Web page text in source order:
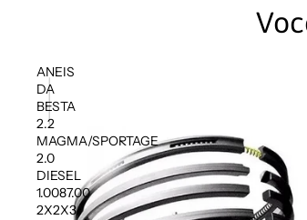
ANEIS
DA
BESTA
2.2
MAGMA/SPORTAGE
2.0
DIESEL
1.0087.00
2X2X3